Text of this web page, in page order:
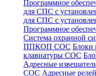
Программное
для СПС с
для СПС с
Программное
Система охранной
ППКОП СОС Блоки
клавиатуры СОС
Адресные
СОС Адресные